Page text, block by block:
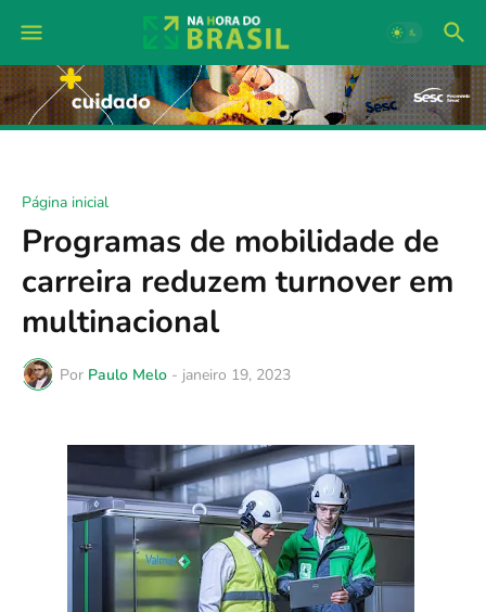
Página inicial
Programas de mobilidade de
carreira reduzem turnover em
multinacional
Por Paulo Melo - janeiro 19, 2023